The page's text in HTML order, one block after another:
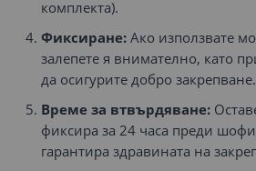
комплекта).
Фиксиране: Ако използвате
залепете я внимателно, като
да осигурите добро закрепване.
Време за втвърдяване:
фиксира за 24 часа преди
гарантира здравината на